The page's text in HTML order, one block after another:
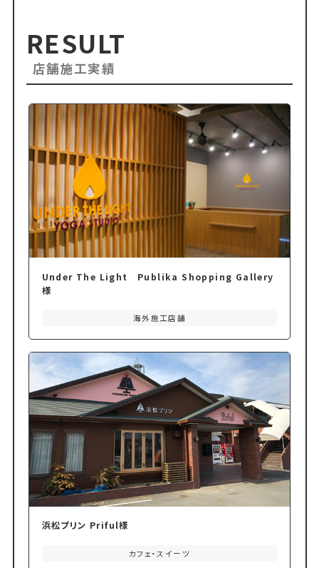
RESULT
店舗施工実績
Under The Light Publika Shopping Gallery
様
海外施工店舗
浜松プリン Priful様
カフェ・スイーツ